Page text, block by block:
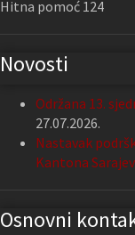
Hitna pomoć 124
Novosti
Održana 13.
27.07.2026.
Nastavak
Kantona
Osnovni